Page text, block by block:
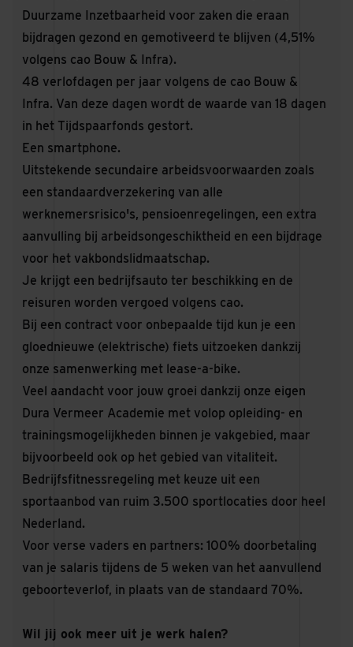
Duurzame Inzetbaarheid voor zaken die eraan
bijdragen gezond en gemotiveerd te blijven (4,51%
volgens cao Bouw & Infra).
48 verlofdagen per jaar volgens de cao Bouw &
Infra. Van deze dagen wordt de waarde van 18 dagen
in het Tijdspaarfonds gestort.
Een smartphone.
Uitstekende secundaire arbeidsvoorwaarden zoals
een standaardverzekering van alle
werknemersrisico's, pensioenregelingen, een extra
aanvulling bij arbeidsongeschiktheid en een bijdrage
voor het vakbondslidmaatschap.
Je krijgt een bedrijfsauto ter beschikking en de
reisuren worden vergoed volgens cao.
Bij een contract voor onbepaalde tijd kun je een
gloednieuwe (elektrische) fiets uitzoeken dankzij
onze samenwerking met lease-a-bike.
Veel aandacht voor jouw groei dankzij onze eigen
Dura Vermeer Academie met volop opleiding- en
trainingsmogelijkheden binnen je vakgebied, maar
bijvoorbeeld ook op het gebied van vitaliteit.
Bedrijfsfitnessregeling met keuze uit een
sportaanbod van ruim 3.500 sportlocaties door heel
Nederland.
Voor verse vaders en partners: 100% doorbetaling
van je salaris tijdens de 5 weken van het aanvullend
geboorteverlof, in plaats van de standaard 70%.
Wil jij ook meer uit je werk halen?